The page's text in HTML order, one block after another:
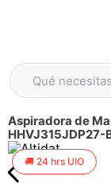
Hola... qué
Qué
Aspiradora de
HHVJ315JDP27-
24 hrs UIO
TÉRMINOS
1. moto
2.